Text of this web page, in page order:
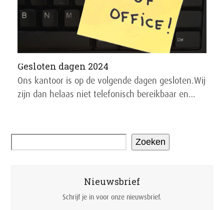
Gesloten dagen 2024
Ons kantoor is op de volgende dagen gesloten.Wij
zijn dan helaas niet telefonisch bereikbaar en…
Zoeken
Nieuwsbrief
Schrijf je in voor onze nieuwsbrief.